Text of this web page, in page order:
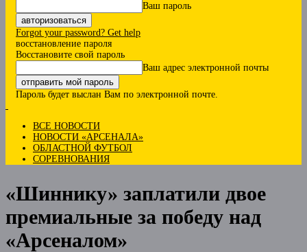
Ваш пароль
Forgot your password? Get help
восстановление пароля
Восстановите свой пароль
Ваш адрес электронной почты
Пароль будет выслан Вам по электронной почте.
ВСЕ НОВОСТИ
НОВОСТИ «АРСЕНАЛА»
ОБЛАСТНОЙ ФУТБОЛ
СОРЕВНОВАНИЯ
«Шиннику» заплатили двое
премиальные за победу над
«Арсеналом»